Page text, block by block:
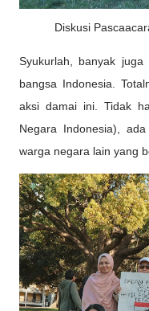
Diskusi
Syukurlah, banyak
bangsa Indonesia.
aksi damai ini. Tidak
Negara Indonesia),
warga negara lain yang